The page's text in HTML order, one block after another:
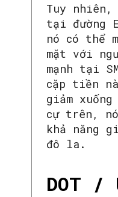
Tuy nhiên,
tại đường
nó có thể
mặt với
mạnh tại
cặp tiền
giảm
cự trên,
khả năng
đô la.
DOT /